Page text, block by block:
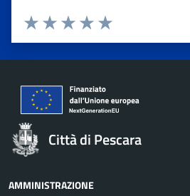
Valuta 5 stelle su 5
Valuta 4 stelle su 5
Valuta 3 stelle su 5
Valuta 2 stelle su 5
Valuta 1 stelle su 5
Città di Pescara
AMMINISTRAZIONE